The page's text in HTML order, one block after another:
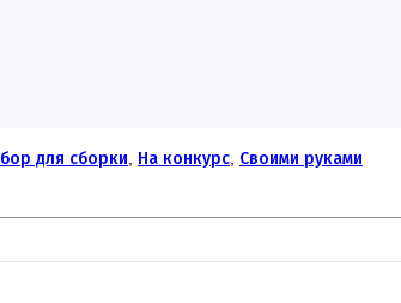
для сборки На конкурс Своими руками